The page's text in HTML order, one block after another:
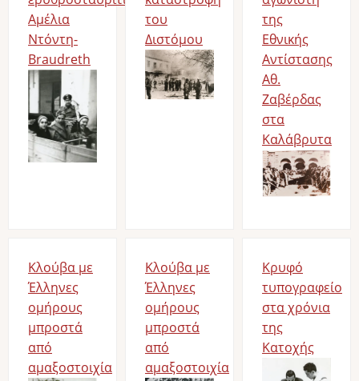
Αμέλια
Ντόντη-
Braudreth
Image
του
Διστόμου
Image
της
Εθνικής
Αντίστασης
Αθ.
Ζαβέρδας
στα
Καλάβρυτα
Image
Κλούβα με
Έλληνες
ομήρους
μπροστά
από
αμαξοστοιχία
Κλούβα με
Έλληνες
ομήρους
μπροστά
από
αμαξοστοιχία
Κρυφό
τυπογραφείο
στα χρόνια
της
Κατοχής
Image